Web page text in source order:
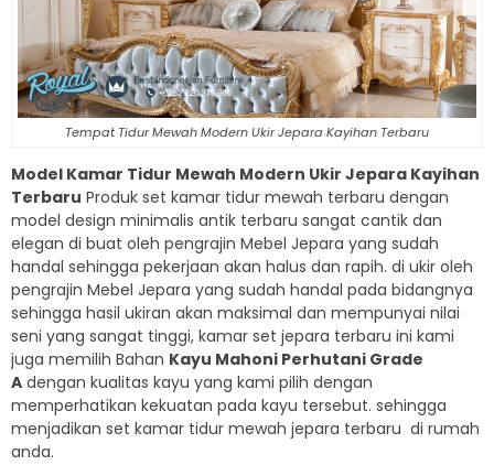
Tempat Tidur Mewah Modern Ukir Jepara Kayihan Terbaru
Model Kamar Tidur Mewah Modern Ukir Jepara Kayihan
Terbaru Produk set kamar tidur mewah terbaru dengan
model design minimalis antik terbaru sangat cantik dan
elegan di buat oleh pengrajin Mebel Jepara yang sudah
handal sehingga pekerjaan akan halus dan rapih. di ukir oleh
pengrajin Mebel Jepara yang sudah handal pada bidangnya
sehingga hasil ukiran akan maksimal dan mempunyai nilai
seni yang sangat tinggi, kamar set jepara terbaru ini kami
juga memilih Bahan Kayu Mahoni Perhutani Grade
A dengan kualitas kayu yang kami pilih dengan
memperhatikan kekuatan pada kayu tersebut. sehingga
menjadikan set kamar tidur mewah jepara terbaru di rumah
anda.